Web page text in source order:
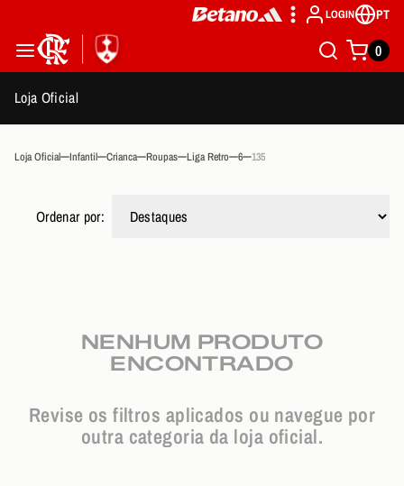
LOGIN PT
0
Loja Oficial
Loja Oficial Infantil Crianca Roupas Liga Retro 6 135
Ordenar por:
NENHUM PRODUTO
ENCONTRADO
Revise os filtros aplicados ou navegue por
outra categoria da loja oficial.